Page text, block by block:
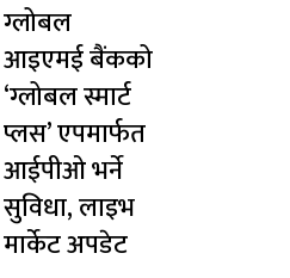
ग्लोबल
आइएमई बैंकको
‘ग्लोबल स्मार्ट
प्लस’ एपमार्फत
आईपीओ भर्ने
सुविधा, लाइभ
मार्केट अपडेट